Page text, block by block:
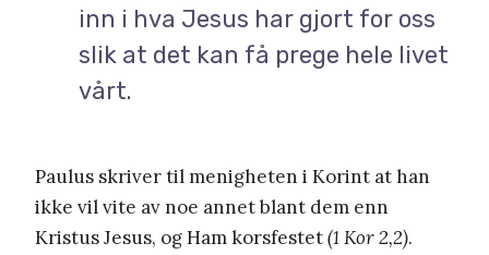
inn i hva Jesus har gjort for oss
slik at det kan få prege hele livet
vårt.
Paulus skriver til menigheten i Korint at han
ikke vil vite av noe annet blant dem enn
Kristus Jesus, og Ham korsfestet(1 Kor 2,2).